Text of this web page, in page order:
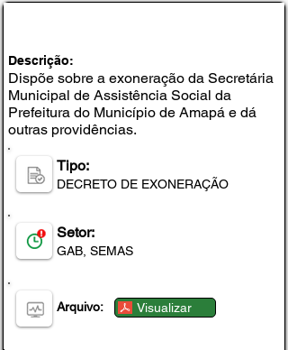
Descrição:
Dispõe sobre a exoneração da Secretária
Municipal de Assistência Social da
Prefeitura do Município de Amapá e dá
outras providências.
Tipo:
DECRETO DE EXONERAÇÃO
Setor:
GAB, SEMAS
Arquivo: Visualizar